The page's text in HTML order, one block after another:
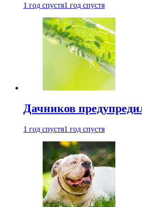
1 год спустя1 год спустя
Дачников
1 год спустя1 год спустя